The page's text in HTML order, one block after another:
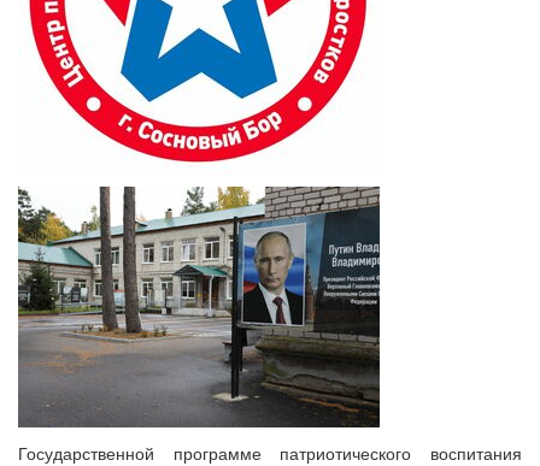
Государственной программе патриотического воспитания